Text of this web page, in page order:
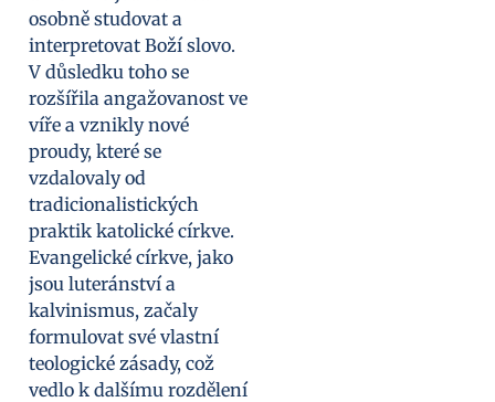
osobně studovat a
interpretovat Boží slovo.
V důsledku toho se
rozšířila angažovanost ve
víře a vznikly nové
proudy, které se
vzdalovaly od
tradicionalistických
praktik katolické církve.
Evangelické církve, jako
jsou luteránství a
kalvinismus, začaly
formulovat své vlastní
teologické zásady, což
vedlo k dalšímu rozdělení